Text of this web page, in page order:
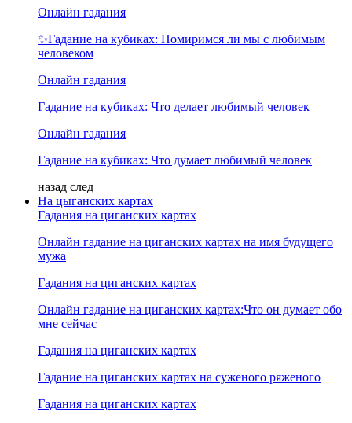
Онлайн гадания
✨Гадание на кубиках: Помиримся ли мы с любимым
человеком
Онлайн гадания
Гадание на кубиках: Что делает любимый человек
Онлайн гадания
Гадание на кубиках: Что думает любимый человек
назад след
На цыганских картах
Гадания на циганских картах
Онлайн гадание на циганских картах на имя будущего
мужа
Гадания на циганских картах
Онлайн гадание на циганских картах:Что он думает обо
мне сейчас
Гадания на циганских картах
Гадание на циганских картах на суженого ряженого
Гадания на циганских картах